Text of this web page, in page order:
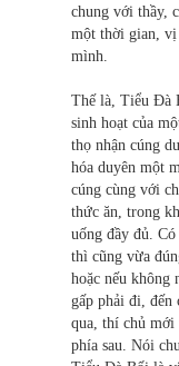
chung với thầy,
một thời gian, vị
mình.
Thế là, Tiểu Đà
sinh hoạt của
thọ nhận cúng
hóa duyên một
cúng cùng với
thức ăn, trong
uống đầy đủ.
thì cũng vừa
hoặc nếu
gấp phải đi,
qua, thí chủ mới
phía sau. Nói